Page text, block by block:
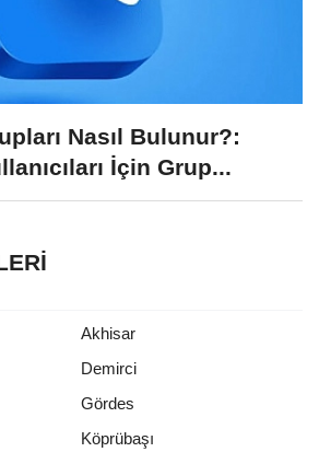
Nasıl Bulunur?:
İçin Grup...
Akhisar
Demirci
Gördes
Köprübaşı